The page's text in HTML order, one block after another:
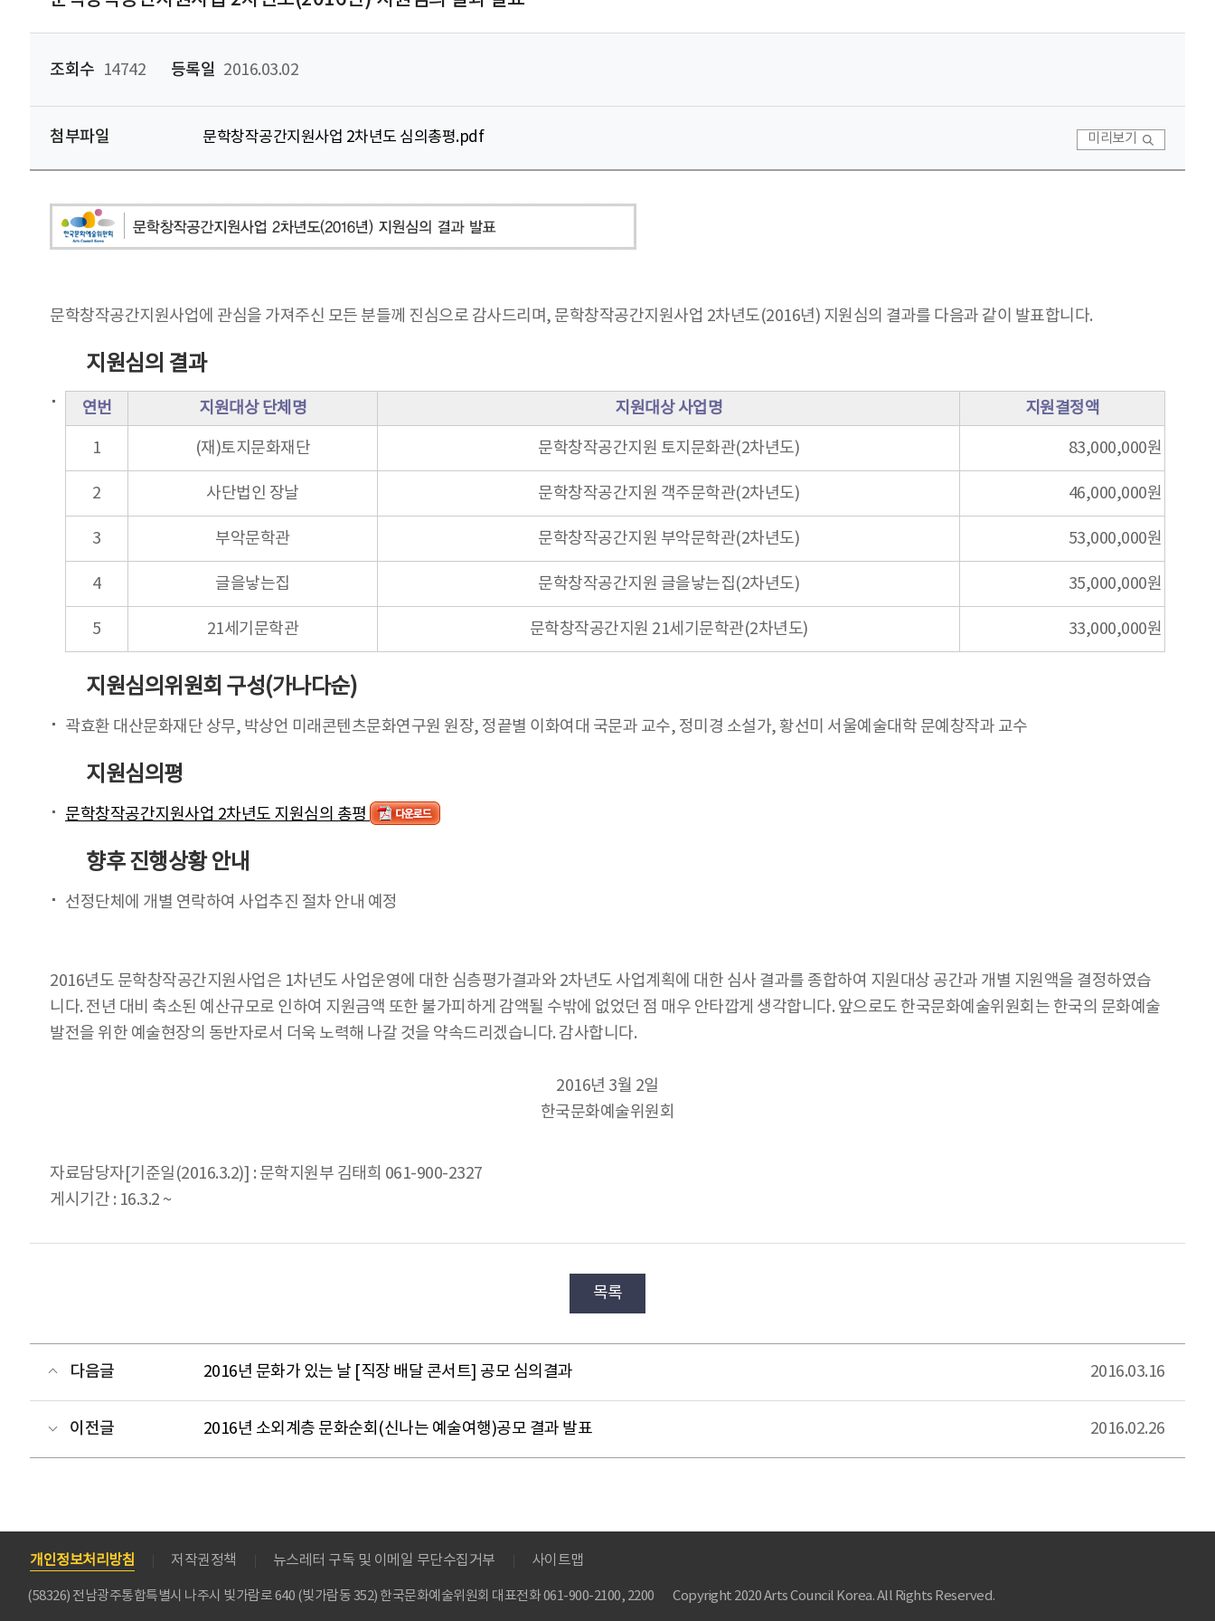
조회수 14742 등록일 2016.03.02
첨부파일 문학창작공간지원사업 2차년도 심의총평.pdf 미리보기
문학창작공간지원사업에 관심을 가져주신 모든 분들께 진심으로 감사드리며, 문학창작공간지원사업 2차년도(2016년) 지원심의 결과를 다음과 같이 발표합니다.
지원심의 결과
연번 지원대상 단체명 지원대상 사업명 지원결정액
1 (재)토지문화재단 문학창작공간지원 토지문화관(2차년도) 83,000,000원
2 사단법인 장날 문학창작공간지원 객주문학관(2차년도) 46,000,000원
3 부악문학관 문학창작공간지원 부악문학관(2차년도) 53,000,000원
4 글을낳는집 문학창작공간지원 글을낳는집(2차년도) 35,000,000원
5 21세기문학관 문학창작공간지원 21세기문학관(2차년도) 33,000,000원
지원심의위원회 구성(가나다순)
곽효환 대산문화재단 상무, 박상언 미래콘텐츠문화연구원 원장, 정끝별 이화여대 국문과 교수, 정미경 소설가, 황선미 서울예술대학 문예창작과 교수
지원심의평
문학창작공간지원사업 2차년도 지원심의 총평
향후 진행상황 안내
선정단체에 개별 연락하여 사업추진 절차 안내 예정
2016년도 문학창작공간지원사업은 1차년도 사업운영에 대한 심층평가결과와 2차년도 사업계획에 대한 심사 결과를 종합하여 지원대상 공간과 개별 지원액을 결정하였습
니다. 전년 대비 축소된 예산규모로 인하여 지원금액 또한 불가피하게 감액될 수밖에 없었던 점 매우 안타깝게 생각합니다. 앞으로도 한국문화예술위원회는 한국의 문화예술
발전을 위한 예술현장의 동반자로서 더욱 노력해 나갈 것을 약속드리겠습니다. 감사합니다.
2016년 3월 2일
한국문화예술위원회
자료담당자[기준일(2016.3.2)] : 문학지원부 김태희 061-900-2327
게시기간 : 16.3.2 ~
목록
다음글 2016년 문화가 있는 날 [직장 배달 콘서트] 공모 심의결과 2016.03.16
이전글 2016년 소외계층 문화순회(신나는 예술여행)공모 결과 발표 2016.02.26
개인정보처리방침 저작권정책 뉴스레터 구독 및 이메일 무단수집거부 사이트맵
(58326) 전남광주통합특별시 나주시 빛가람로 640 (빛가람동 352) 한국문화예술위원회 대표전화 061-900-2100, 2200 Copyright 2020 Arts Council Korea. All Rights Reserved.